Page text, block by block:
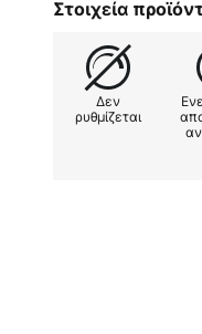
Στοιχεία
Δεν
ρυθμίζεται